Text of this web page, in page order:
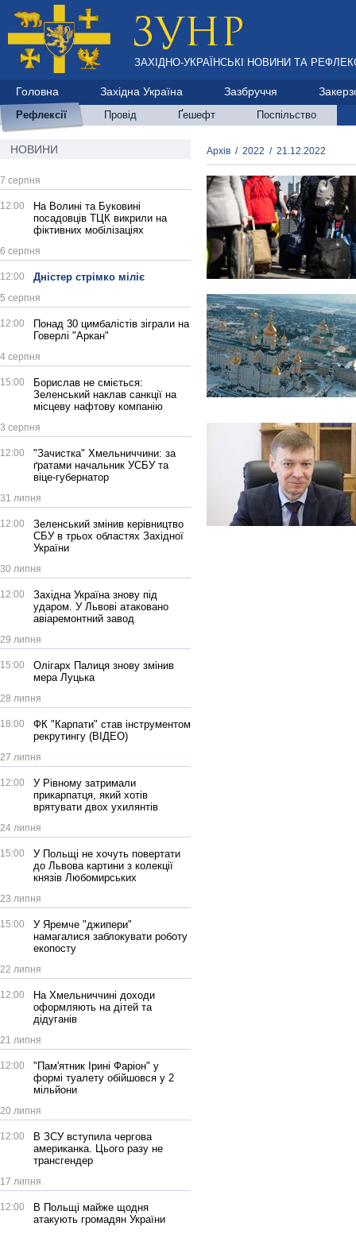
ЗАХІДНО-УКРАЇНСЬКІ НОВИНИ ТА
Головна Західна Україна Зазбруччя
Рефлексії Провід Ґешефт Поспільство
НОВИНИ
7 серпня
12:00
На Волині та Буковині
посадовців ТЦК викрили на
фіктивних мобілізаціях
6 серпня
12:00 Дністер стрімко міліє
5 серпня
12:00
Понад 30 цимбалістів зіграли на
Говерлі "Аркан"
4 серпня
15:00
Борислав не сміється:
Зеленський наклав санкції на
місцеву нафтову компанію
3 серпня
12:00
"Зачистка" Хмельниччини: за
ґратами начальник УСБУ та
віце-губернатор
31 липня
12:00
Зеленський змінив керівництво
СБУ в трьох областях Західної
України
30 липня
12:00
Західна Україна знову під
ударом. У Львові атаковано
авіаремонтний завод
29 липня
15:00
Олігарх Палиця знову змінив
мера Луцька
28 липня
18:00
ФК "Карпати" став інструментом
рекрутингу (ВІДЕО)
27 липня
12:00
У Рівному затримали
прикарпатця, який хотів
врятувати двох ухилянтів
24 липня
15:00
У Польщі не хочуть повертати
до Львова картини з колекції
князів Любомирських
23 липня
15:00
У Яремче "джипери"
намагалися заблокувати роботу
екопосту
22 липня
12:00
На Хмельниччині доходи
оформляють на дітей та
дідуганів
21 липня
12:00
"Пам'ятник Ірині Фаріон" у
формі туалету обійшовся у 2
мільйони
20 липня
12:00
В ЗСУ вступила чергова
американка. Цього разу не
трансгендер
17 липня
12:00
В Польщі майже щодня
атакують громадян України
Архів / 2022 / 21.12.2022